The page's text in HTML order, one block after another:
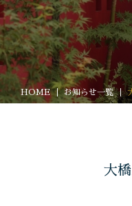
HOME お知らせ一覧
大